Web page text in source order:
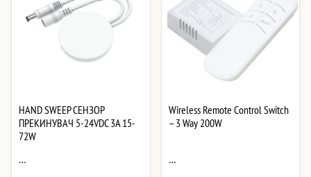
HAND SWEEP СЕНЗОР
ПРЕКИНУВАЧ 5-24VDC 3A 15-
72W
…
Wireless Remote Control Switch
– 3 Way 200W
…